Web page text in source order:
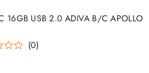
16GB USB 2.0 ADIVA B/C APOLLO
(0)
PRODUKT NIEDOSTĘPNY